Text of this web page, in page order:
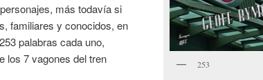
253
más todavía si
familiares y conocidos, en
palabras cada uno,
los 7 vagones del tren